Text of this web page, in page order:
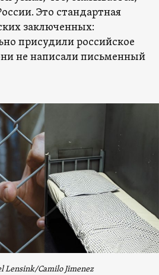
Это стандартная
заключенных:
присудили российское
не написали письменный
Lensink/Camilo Jimenez